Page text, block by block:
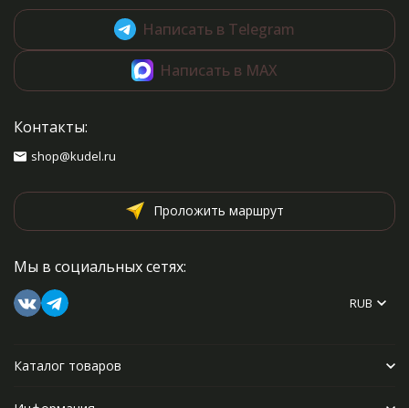
Написать в Telegram
Написать в MAX
Контакты:
shop@kudel.ru
Проложить маршрут
Мы в социальных сетях:
RUB
Каталог товаров